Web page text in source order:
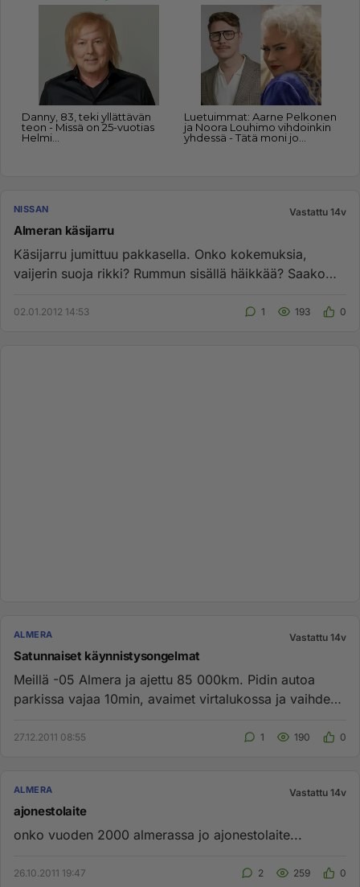
NISSAN Vastattu 14v
Almeran käsijarru
Käsijarru jumittuu pakkasella. Onko kokemuksia,
vaijerin suoja rikki? Rummun sisällä häikkää? Saako
02.01.2012 14:53 1 193 0
ALMERA Vastattu 14v
Satunnaiset käynnistysongelmat
Meillä -05 Almera ja ajettu 85 000km. Pidin autoa
parkissa vajaa 10min, avaimet virtalukossa ja vaihde
27.12.2011 08:55 1 190 0
ALMERA Vastattu 14v
ajonestolaite
onko vuoden 2000 almerassa jo ajonestolaite...
26.10.2011 19:47 2 259 0